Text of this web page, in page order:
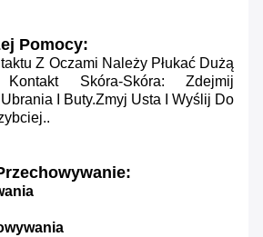
Pomocy:
Z Oczami Należy Płukać Dużą
Skóra-Skóra: Zdejmij
I Buty.Zmyj Usta I Wyślij Do